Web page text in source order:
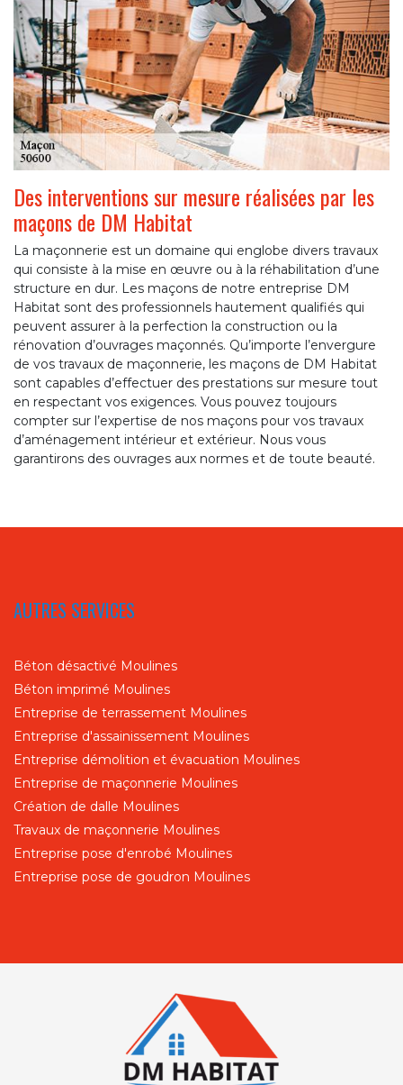
Des interventions sur mesure réalisées par les
maçons de DM Habitat
La maçonnerie est un domaine qui englobe divers travaux
qui consiste à la mise en œuvre ou à la réhabilitation d’une
structure en dur. Les maçons de notre entreprise DM
Habitat sont des professionnels hautement qualifiés qui
peuvent assurer à la perfection la construction ou la
rénovation d’ouvrages maçonnés. Qu’importe l’envergure
de vos travaux de maçonnerie, les maçons de DM Habitat
sont capables d’effectuer des prestations sur mesure tout
en respectant vos exigences. Vous pouvez toujours
compter sur l’expertise de nos maçons pour vos travaux
d’aménagement intérieur et extérieur. Nous vous
garantirons des ouvrages aux normes et de toute beauté.
AUTRES SERVICES
Béton désactivé Moulines
Béton imprimé Moulines
Entreprise de terrassement Moulines
Entreprise d'assainissement Moulines
Entreprise démolition et évacuation Moulines
Entreprise de maçonnerie Moulines
Création de dalle Moulines
Travaux de maçonnerie Moulines
Entreprise pose d'enrobé Moulines
Entreprise pose de goudron Moulines